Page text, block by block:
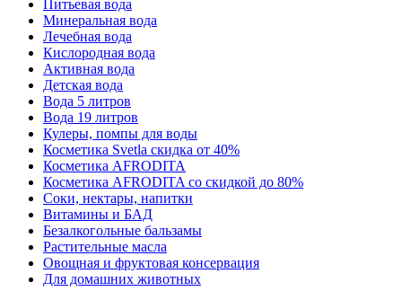
Питьевая вода
Минеральная вода
Лечебная вода
Кислородная вода
Активная вода
Детская вода
Вода 5 литров
Вода 19 литров
Кулеры, помпы для воды
Косметика Svetla скидка от 40%
Косметика AFRODITA
Косметика AFRODITA со скидкой до 80%
Соки, нектары, напитки
Витамины и БАД
Безалкогольные бальзамы
Растительные масла
Овощная и фруктовая консервация
Для домашних животных